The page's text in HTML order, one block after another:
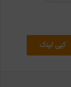
کپی لینک